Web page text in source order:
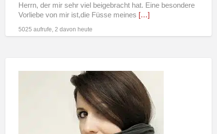
Herrn, der mir sehr viel beigebracht hat. Eine besondere
Vorliebe von mir ist,die Füsse meines […]
5025 aufrufe, 2 davon heute